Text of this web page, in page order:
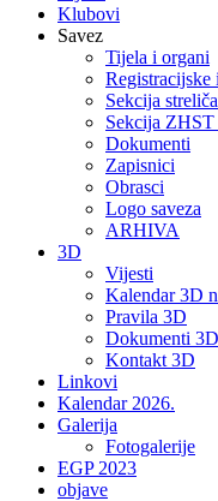
Klubovi
Savez
Tijela i organi
Registracijske
Sekcija
Sekcija ZHST
Dokumenti
Zapisnici
Obrasci
Logo saveza
ARHIVA
3D
Vijesti
Kalendar 3D
Pravila 3D
Dokumenti 3D
Kontakt 3D
Linkovi
Kalendar 2026.
Galerija
Fotogalerije
EGP 2023
objave